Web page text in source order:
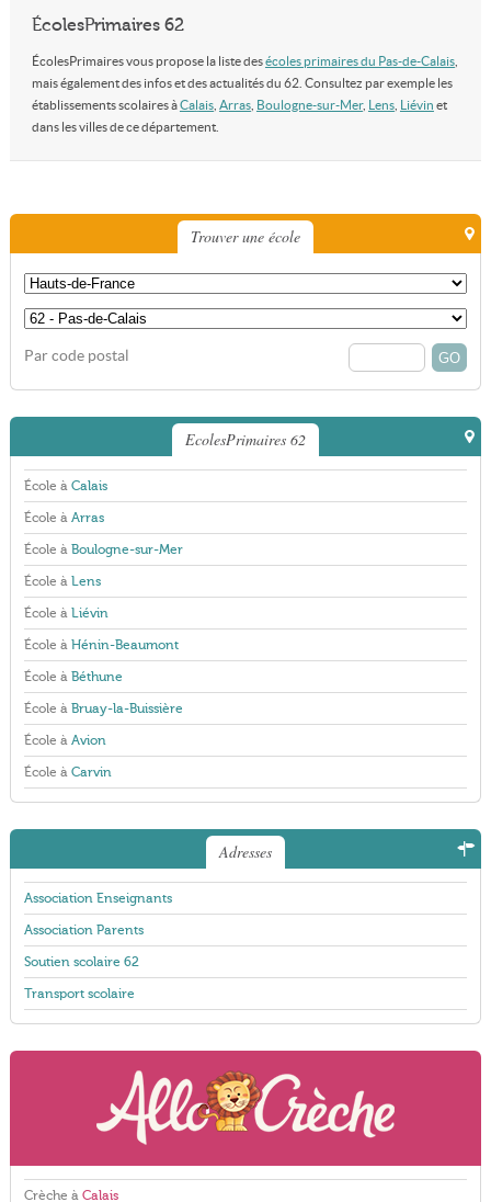
ÉcolesPrimaires 62
ÉcolesPrimaires vous propose la liste desécoles primaires du Pas-de-Calais,
mais également des infos et des actualités du 62. Consultez par exemple les
établissements scolaires àCalais, Arras, Boulogne-sur-Mer, Lens, Liévin et
dans les villes de ce département.
Trouver une école
Par code postal
EcolesPrimaires 62
École à Calais
École à Arras
École à Boulogne-sur-Mer
École à Lens
École à Liévin
École à Hénin-Beaumont
École à Béthune
École à Bruay-la-Buissière
École à Avion
École à Carvin
Adresses
Association Enseignants
Association Parents
Soutien scolaire 62
Transport scolaire
Crèche à Calais